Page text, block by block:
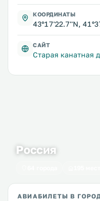
КООРДИНАТЫ
43°17'22.7''N,
САЙТ
Старая канатная
Россия
АВИАБИЛЕТЫ В